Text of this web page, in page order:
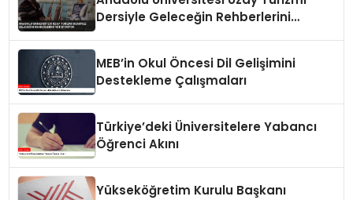
Dersiyle Geleceğin Rehberlerini
MEB’in Okul Öncesi Dil Gelişimini
Destekleme Çalışmaları
Türkiye’deki Üniversitelere Yabancı
Öğrenci Akını
Yükseköğretim Kurulu Başkanı